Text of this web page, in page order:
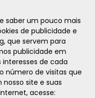
saber um pouco mais
de publicidade e
que servem para
publicidade em
de cada
número de visitas que
nosso site e suas
acesse: